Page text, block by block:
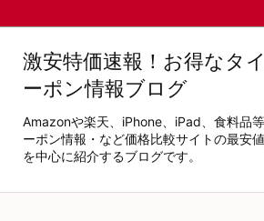
激安特価速報！お得なタ
ーポン情報ブログ
Amazonや楽天、iPhone、iPad、食料品
ーポン情報・など価格比較サイトの最安
を中心に紹介するブログです。